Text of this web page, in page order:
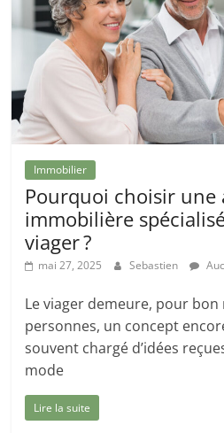
Immobilier
Pourquoi choisir une
immobilière
viager ?
mai 27, 2025 Sebastien
Le viager demeure, pour
personnes, un concept
souvent chargé d’idées
mode
Lire la suite